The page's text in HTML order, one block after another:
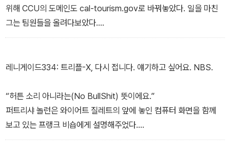
위해 CCU의 도메인도 cal-tourism.gov로 바꿔놓았다. 일을 마친
그는 팀원들을 올려다보았다.
“한 가지 더 있어요…. 이제부터 저 말고는 아무도 온라인으로 접속하
“왜?”
“저는 ‘트랩도어’ 디먼이 우리 시스템에 들어와 있는지 느낄 수 있거
든요.”
“어떻게?”
거친 얼굴의 경관이 심술궂게 물었다.
레니게이드334: 트리플-X, 다시 접니다. 얘기하고 싶어요. NBS.
“허튼 소리 아니라는(No BullShit) 뜻이에요.”
퍼트리샤 놀런은 와이어트 질레트의 앞에 놓인 컴퓨터 화면을 함께
보고 있는 프랭크 비숍에게 설명해주었다.
놀런은 몇 분 전, 질레트가 가까이 있는 워크스테이션으로 급하게 달